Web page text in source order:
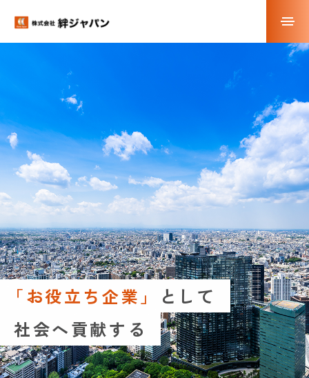
「お役立ち企業」
として
社会へ貢献する